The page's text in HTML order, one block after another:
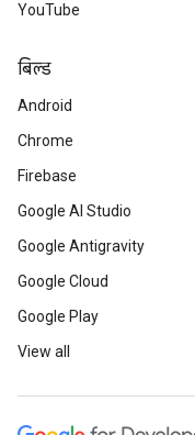
YouTube
बिल्ड
Android
Chrome
Firebase
Google AI Studio
Google Antigravity
Google Cloud
Google Play
View all